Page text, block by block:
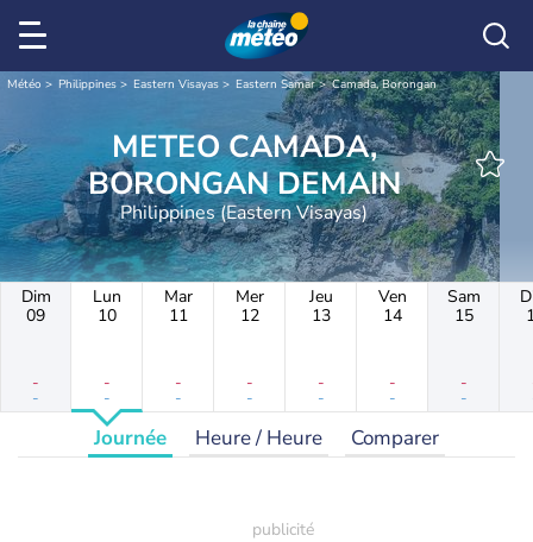
Météo Philippines Eastern Visayas Eastern Samar Camada, Borongan
METEO CAMADA,
BORONGAN DEMAIN
Philippines (Eastern Visayas)
Dim
09
-
-
Lun
10
-
-
Mar
11
-
-
Mer
12
-
-
Jeu
13
-
-
Ven
14
-
-
Sam
15
-
-
Journée Heure / Heure Comparer